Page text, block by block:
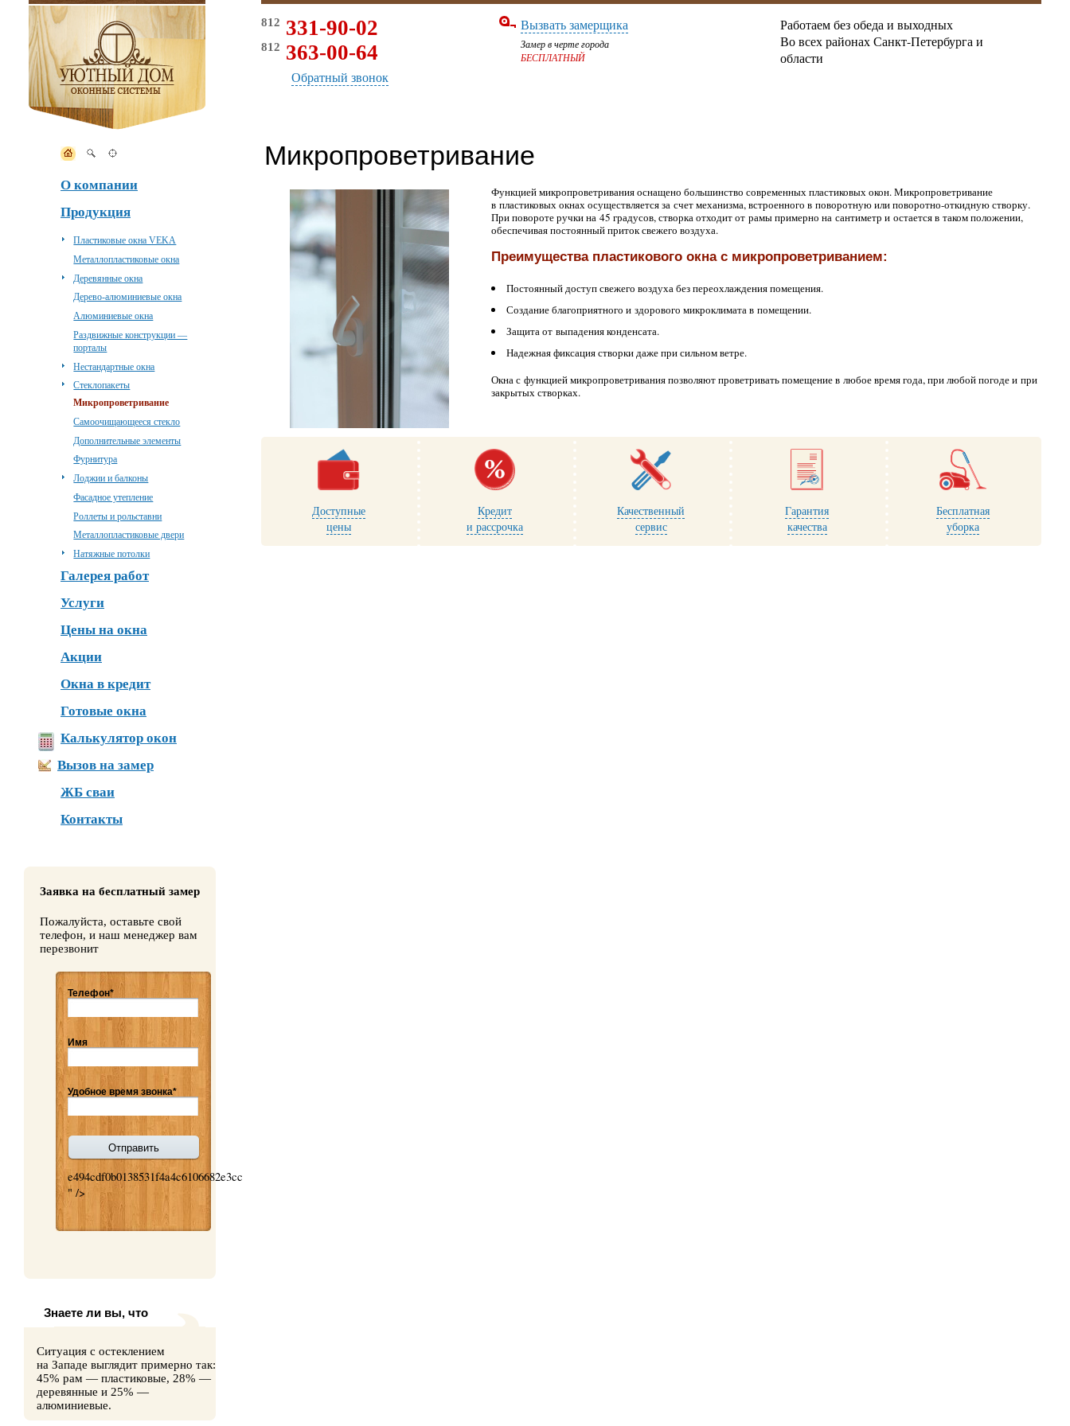
О компании
Продукция
Пластиковые окна VEKA
Металлопластиковые окна
Деревянные окна
Дерево-алюминиевые окна
Алюминиевые окна
Раздвижные конструкции —
порталы
Нестандартные окна
Стеклопакеты
Микропроветривание
Самоочищающееся стекло
Дополнительные элементы
Фурнитура
Лоджии и балконы
Фасадное утепление
Роллеты и рольставни
Металлопластиковые двери
Натяжные потолки
Галерея работ
Услуги
Цены на окна
Акции
Окна в кредит
Готовые окна
Калькулятор окон
Вызов на замер
ЖБ сваи
Контакты
Заявка на бесплатный замер
Пожалуйста, оставьте свой
телефон, и наш менеджер вам
перезвонит
Телефон*
Имя
Удобное время звонка*
e494cdf0b0138531f4a4c6106682e3cc
" />
Знаете ли вы, что
Ситуация с остеклением
на Западе выглядит примерно так:
45% рам — пластиковые, 28% —
деревянные и 25% —
алюминиевые.
812 331-90-02
812 363-00-64
Вызвать замерщика
Замер в черте города
БЕСПЛАТНЫЙ
Работаем без обеда и выходных
Во всех районах Санкт-Петербурга и
области
Обратный звонок
Микропроветривание
Функцией микропроветривания оснащено большинство современных пластиковых окон. Микропроветривание
в пластиковых окнах осуществляется за счет механизма, встроенного в поворотную илиповоротно-откиднуюстворку.
При повороте ручки на 45 градусов, створка отходит от рамы примерно на сантиметр и остается в таком положении,
обеспечивая постоянный приток свежего воздуха.
Преимущества пластикового окна с микропроветриванием:
Постоянный доступ свежего воздуха без переохлаждения помещения.
Создание благоприятного и здорового микроклимата в помещении.
Защита от выпадения конденсата.
Надежная фиксация створки даже при сильном ветре.
Окна с функцией микропроветривания позволяют проветривать помещение в любое время года, при любой погоде и при
закрытых створках.
Доступные
цены
Кредит
и рассрочка
Качественный
сервис
Гарантия
качества
Бесплатная
уборка